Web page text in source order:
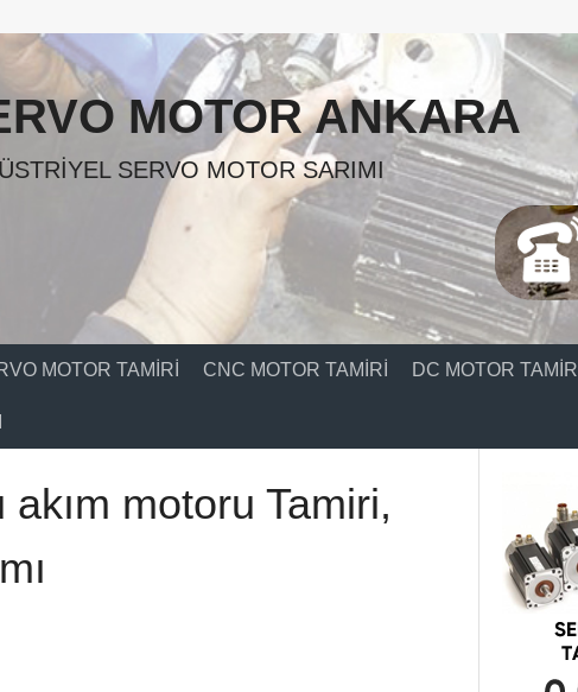
MOTOR ANKARA
SERVO MOTOR SARIMI
MOTOR TAMIRI CNC MOTOR TAMIRI DC MOTOR TAMIRI
motoru Tamiri,